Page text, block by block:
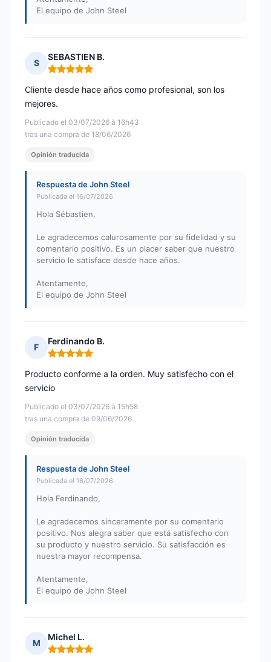
El equipo de John Steel
S
SEBASTIEN B.
Nota: 5 de 5
Publicado el 03/07/2026 à 16h43
tras una compra de 18/06/2026
Cliente desde hace años como profesional, son los
mejores.
Opinión traducida
Respuesta de John Steel
Publicada el 16/07/2026
Hola Sébastien,
Le agradecemos calurosamente por su fidelidad y su
comentario positivo. Es un placer saber que nuestro
servicio le satisface desde hace años.
Atentamente,
El equipo de John Steel
F
Ferdinando B.
Nota: 5 de 5
Publicado el 03/07/2026 à 15h58
tras una compra de 09/06/2026
Producto conforme a la orden. Muy satisfecho con el
servicio
Opinión traducida
Respuesta de John Steel
Publicada el 16/07/2026
Hola Ferdinando,
Le agradecemos sinceramente por su comentario
positivo. Nos alegra saber que está satisfecho con
su producto y nuestro servicio. Su satisfacción es
nuestra mayor recompensa.
Atentamente,
El equipo de John Steel
M
Michel L.
Nota: 5 de 5